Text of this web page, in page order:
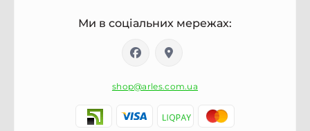
Ми в соціальних мережах:
shop@arles.com.ua